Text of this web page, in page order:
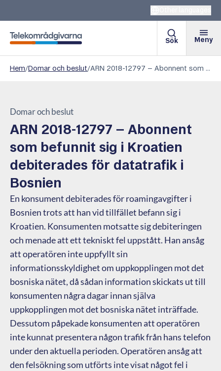
Telekområdgivarna
Sök Meny
Hem/Domar och beslut/ ARN 2018-12797 – Abonnent som befunnit sig i Kroatien debiterades för datatrafik i Bosnien
Domar och beslut
ARN 2018-12797 – Abonnent
som befunnit sig i Kroatien
debiterades för datatrafik i
Bosnien
En konsument debiterades för roamingavgifter i
Bosnien trots att han vid tillfället befann sig i
Kroatien. Konsumenten motsatte sig debiteringen
och menade att ett tekniskt fel uppstått. Han ansåg
att operatören inte uppfyllt sin
informationsskyldighet om uppkopplingen mot det
bosniska nätet, då sådan information skickats ut till
konsumenten några dagar innan själva
uppkopplingen mot det bosniska nätet inträffade.
Dessutom påpekade konsumenten att operatören
inte kunnat presentera någon trafik från hans telefon
under den aktuella perioden. Operatören ansåg att
den felsökning som utförts inte visat något fel i